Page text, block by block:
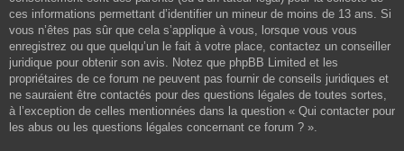
ces informations permettant d’identifier un mineur de moins de 13 ans. Si
vous n’êtes pas sûr que cela s’applique à vous, lorsque vous vous
enregistrez ou que quelqu’un le fait à votre place, contactez un conseiller
juridique pour obtenir son avis. Notez que phpBB Limited et les
propriétaires de ce forum ne peuvent pas fournir de conseils juridiques et
ne sauraient être contactés pour des questions légales de toutes sortes,
à l’exception de celles mentionnées dans la question « Qui contacter pour
les abus ou les questions légales concernant ce forum ? ».